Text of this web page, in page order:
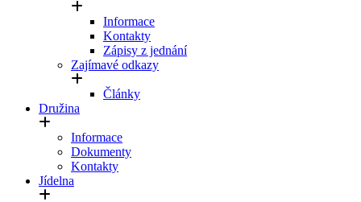
Informace
Kontakty
Zápisy z jednání
Zajímavé odkazy
Články
Družina
Informace
Dokumenty
Kontakty
Jídelna